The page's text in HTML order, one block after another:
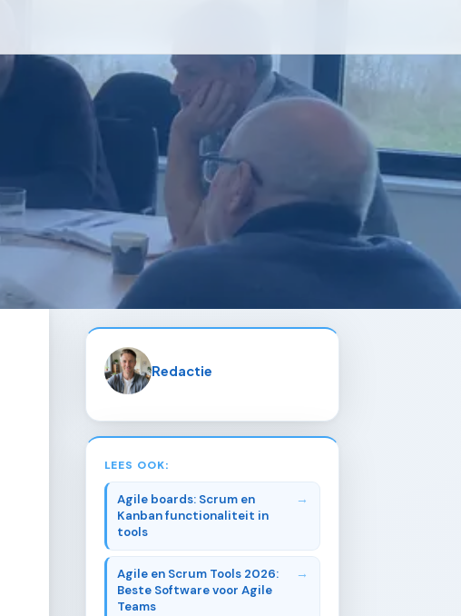
Redactie
LEES OOK:
Agile boards: Scrum en
Kanban functionaliteit in
tools
Agile en Scrum Tools 2026:
Beste Software voor Agile
Teams